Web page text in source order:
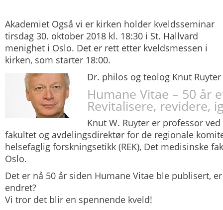
Akademiet Også vi er kirken holder kveldsseminar
tirsdag 30. oktober 2018 kl. 18:30 i St. Hallvard
menighet i Oslo. Det er rett etter kveldsmessen i
kirken, som starter 18:00.
Dr. philos og teolog Knut
Humane Vitae – 50 år
Revitalisere, revidere,
Knut W. Ruyter er professor
fakultet og avdelingsdirektør for de regionale
helsefaglig forskningsetikk (REK), Det medisinske
Oslo.
Det er nå 50 år siden Humane Vitae ble publisert,
endret?
Vi tror det blir en spennende kveld!